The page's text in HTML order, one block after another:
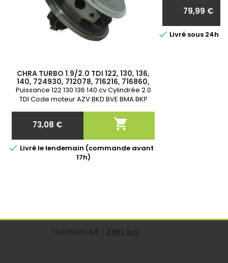
CHRA TURBO 1.9/2.0 TDI 122, 130, 136,
140, 724930, 712078, 716216, 716860,
720855, 756062, 038253016E,
038253016F, 1000-010-253
Puissance 122 130 136 140 cv Cylindrée 2.0
TDI Code moteur AZV BKD BVE BMA BKP
Prix
73,08 € 
 Livré le lendemain (commande avant
17h)
Prix
79,99 €
 Livré sous 24h